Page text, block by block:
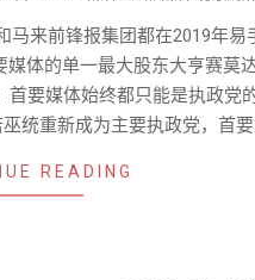
马来前锋报集团都在2019年
体的单一最大股东大亨赛莫
要媒体始终都只能是执政党
统重新成为主要执政党，首要
READING